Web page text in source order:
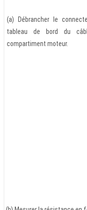
(a) Débrancher le
tableau de bord du
compartiment moteur.